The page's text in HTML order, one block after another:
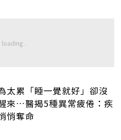
太累「睡一覺就好」卻沒
來…醫揭5種異常疲倦：疾
悄奪命